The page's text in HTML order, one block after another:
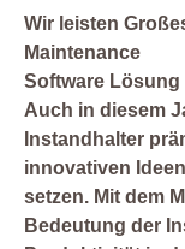
Wir leisten
Maintenance
Software Lösung
Auch in diesem
Instandhalter
innovativen
setzen. Mit dem
Bedeutung der